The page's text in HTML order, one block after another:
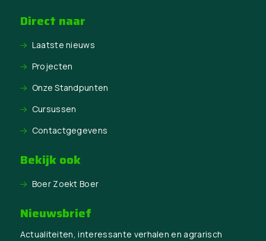
Direct naar
Laatste nieuws
Projecten
Onze Standpunten
Cursussen
Contactgegevens
Bekijk ook
Boer Zoekt Boer
Nieuwsbrief
Actualiteiten, interessante verhalen en agrarisch